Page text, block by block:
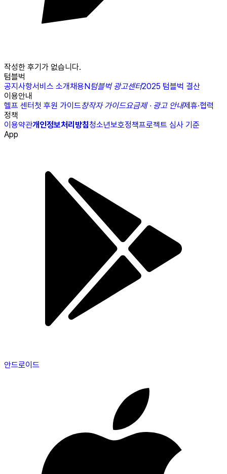
작성한 후기가 없습니다.
텀블벅
공지사항서비스 소개채용N텀블벅 광고센터2025 텀블벅 결산
이용안내
헬프 센터첫 후원 가이드창작자 가이드요금제 · 광고 안내제휴·협력
정책
이용약관개인정보처리방침청소년보호정책프로젝트 심사 기준
App
안드로이드